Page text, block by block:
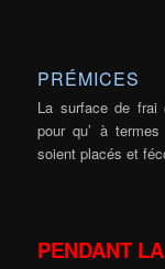
PRÉMICES
La surface de frai
pour qu’ à
soient placés et
PENDANT